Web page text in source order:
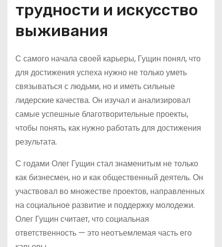
трудности и искусство
выживания
С самого начала своей карьеры, Гущин понял, что
для достижения успеха нужно не только уметь
связываться с людьми, но и иметь сильные
лидерские качества. Он изучал и анализировал
самые успешные благотворительные проекты,
чтобы понять, как нужно работать для достижения
результата.
С годами Олег Гущин стал знаменитым не только
как бизнесмен, но и как общественный деятель. Он
участвовал во множестве проектов, направленных
на социальное развитие и поддержку молодежи.
Олег Гущин считает, что социальная
ответственность — это неотъемлемая часть его